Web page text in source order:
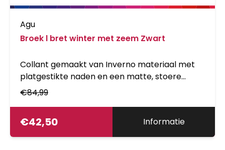
Agu
Broek l bret winter met zeem Zwart
Collant gemaakt van Inverno materiaal met
platgestikte naden en een matte, stoere
uitstraling. Deze collant is uitgevoerd met
levensduur en siliconen grippers aan de
onderkant van de broek.
€84,99
€42,50 Informatie